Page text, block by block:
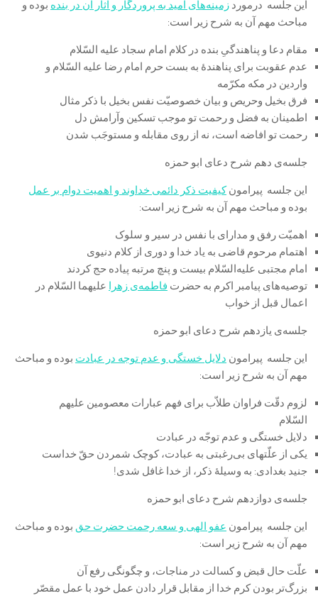
این جلسه درمورد زمینه‌های امید به پروردگار و آثار آن در بنده بوده و
مباحث مهم آن به شرح زیر است:
مقام دعا و پناهندگیِ بنده در کلام امام سجاد علیه السّلام
عدم عقوبت برای پناهندۀ به بست حرم امام رضا علیه السّلام و
واردین در مکه مکرّمه
فرق بخیل وحریص و بیان خصوصیّت نفس بخیل با ذکر مثال
اطمینان به فضل و رحمت تو موجب تسکین وآرامش دل
رحمت تو افاضه است، نه از روی مقابله و مستوجَب شدن
جلسه‌ی دهم شرح دعای ابو حمزه
این جلسه پیرامونکیفیت ذکر دائمی خداوند و اهمیت دوام بر عمل
بوده و مباحث مهم آن به شرح زیر است:
اهمیّت رفق و مدارای با نفس در سیر و سلوک
اهتمام مرحوم قاضی به یاد خدا و دوری از کلام دنیوی
امام مجتبی علیه‌السّلام بیست و پنچ مرتبه پیاده حج کردند
توصیه‌های پیامبر اکرم به حضرت فاطمه‌ی زهرا علیهما السّلام در
اعمال قبل از خواب
جلسه‌ی یازدهم شرح دعای ابو حمزه
این جلسه پیرامون دلایل خستگی و عدم توجه در عبادت بوده و مباحث
مهم آن به شرح زیر است:
لزوم دقّت فراوان طلاّب برای فهم عبارات معصومین علیهم
السّلام
دلایل خستگی و عدم توجّه در عبادت
یکی از علّت‎های بی‌رغبتی به عبادت، کوچک شمردن حقّ خداست
جنید بغدادی: به وسیلۀ ذکر، از خدا غافل شدی!
جلسه‌ی دوازدهم شرح دعای ابو حمزه
این جلسه پیرامون عفو الهی و سعه رحمت حضرت حق بوده و مباحث
مهم آن به شرح زیر است:
علّت حال قبض و کسالت در مناجات، و چگونگی رفع آن
بزرگ‌تر بودن کرم خدا از مقابل قرار دادن عمل خود با عمل مقصّر